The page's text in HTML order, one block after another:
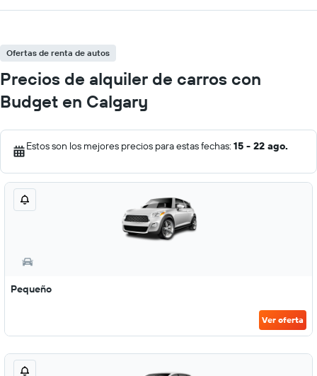
Ofertas de renta de autos
Precios de alquiler de carros con
Budget en Calgary
Estos son los mejores precios para estas fechas: 15 - 22 ago.
Pequeño
Ver oferta